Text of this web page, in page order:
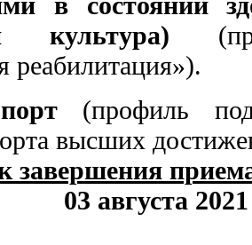
культура)
реабилитация»).
(профиль
высших
завершения
03 августа